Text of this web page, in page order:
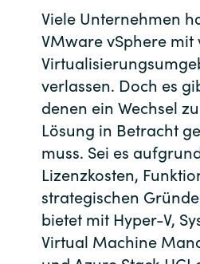
Estonia
Finland
France
Hungary
Iceland
Channel Partner
Viele Unternehmen
VMware vSphere mit
verlassen. Doch es
denen ein Wechsel
Lösung in Betracht
muss. Sei es
Lizenzkosten,
strategischen
bietet mit Hyper-V,
Virtual Machine